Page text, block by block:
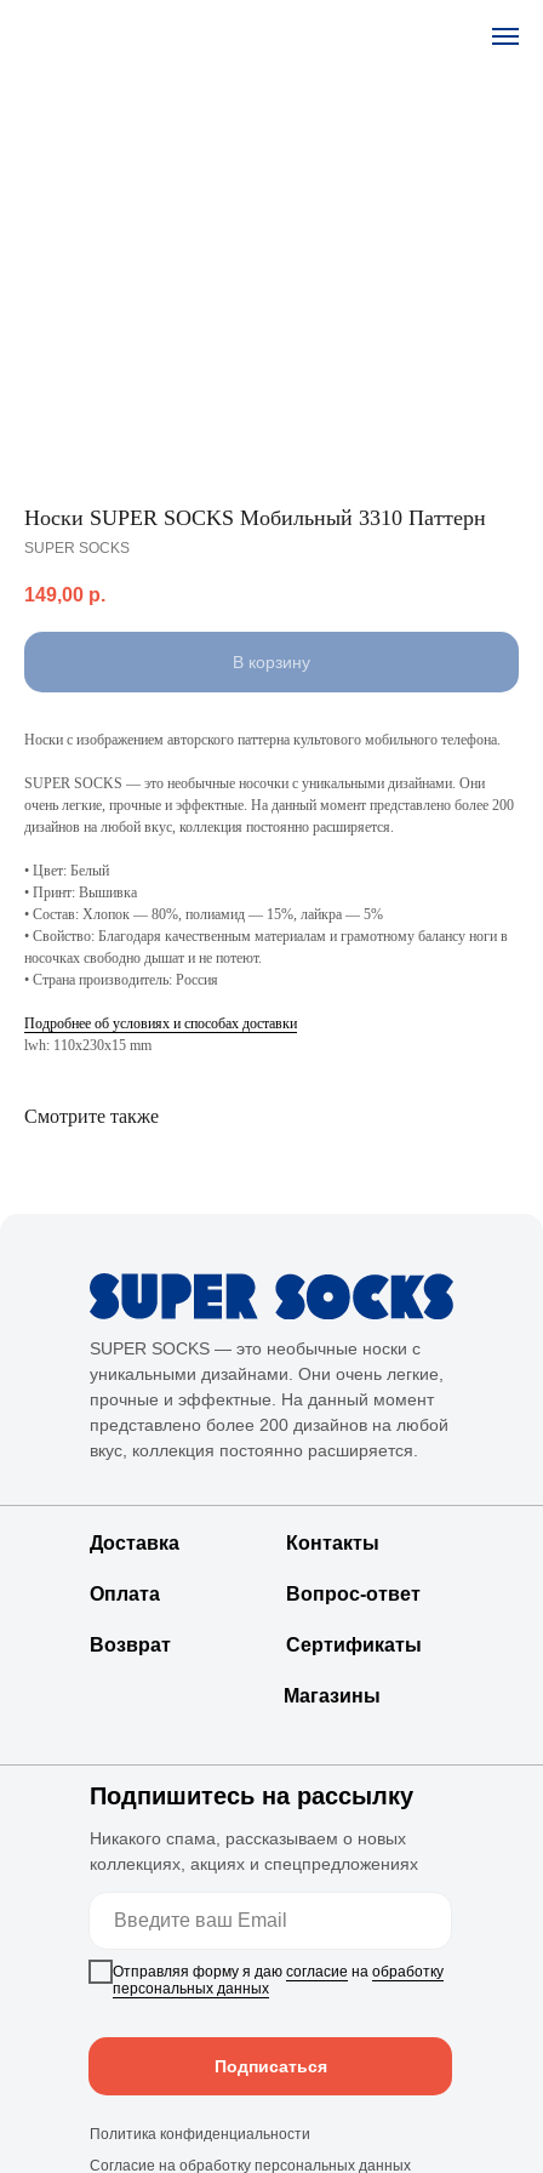
Носки SUPER SOCKS Мобильный 3310 Паттерн
SUPER SOCKS
149,00 р.
В корзину
Носки с изображением авторского паттерна культового мобильного телефона.
SUPER SOCKS — это необычные носочки с уникальными дизайнами. Они
очень легкие, прочные и эффектные. На данный момент представлено более 200
дизайнов на любой вкус, коллекция постоянно расширяется.
• Цвет: Белый
• Принт: Вышивка
• Состав: Хлопок — 80%, полиамид — 15%, лайкра — 5%
• Свойство: Благодаря качественным материалам и грамотному балансу ноги в
носочках свободно дышат и не потеют.
• Страна производитель: Россия
Подробнее об условиях и способах доставки
lwh: 110x230x15 mm
Смотрите также
SUPER SOCKS — это необычные носки с
уникальными дизайнами. Они очень легкие,
прочные и эффектные. На данный момент
представлено более 200 дизайнов на любой
вкус, коллекция постоянно расширяется.
Оплата
Доставка
Вопрос-ответ
Политика конфиденциальности
Согласие на обработку персональных данных
Контакты
Возврат
Подпишитесь на рассылку
Отправляя форму я даю согласие на обработку
персональных данных
Подписаться
Никакого спама, рассказываем о новых
коллекциях, акциях и спецпредложениях
Сертификаты
Магазины